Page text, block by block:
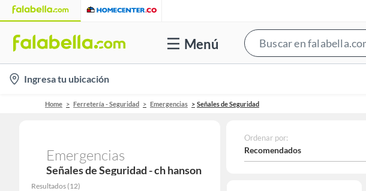
Menú
location-
icon
Ingresa tu ubicación
Home Ferretería - Seguridad Emergencias Señales de Seguridad
Emergencias
Señales de Seguridad - ch hanson
Resultados (12)
Ordenar por:
Recomendados